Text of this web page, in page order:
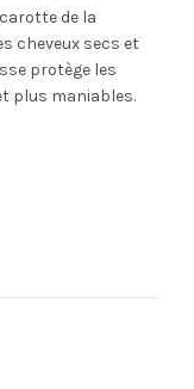
de la
cheveux secs et
protège les
plus maniables.